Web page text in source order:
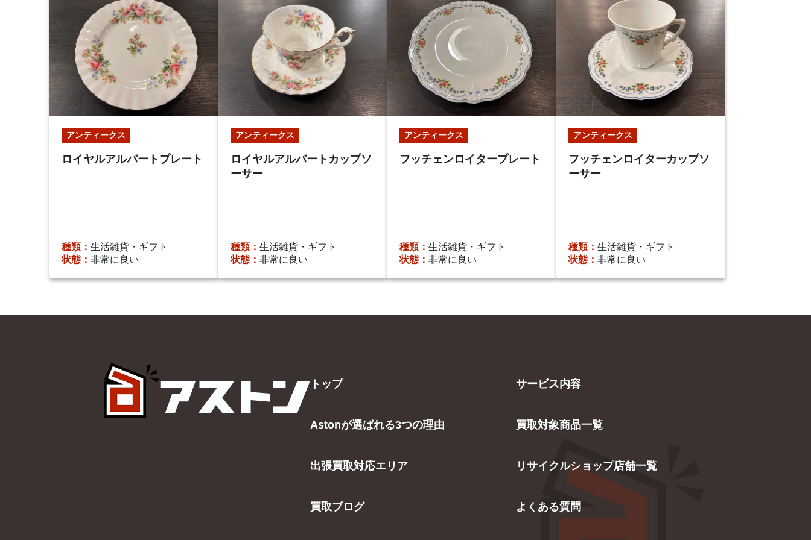
アンティークス
ロイヤルアルバートプレート
種類： 生活雑貨・ギフト
状態： 非常に良い
アンティークス
ロイヤルアルバートカップソ
ーサー
種類： 生活雑貨・ギフト
状態： 非常に良い
アンティークス
フッチェンロイタープレート
種類： 生活雑貨・ギフト
状態： 非常に良い
アンティークス
フッチェンロイターカップソ
ーサー
種類： 生活雑貨・ギフト
状態： 非常に良い
トップ サービス内容
Astonが選ばれる3つの理由 買取対象商品一覧
出張買取対応エリア リサイクルショップ店舗一覧
買取ブログ よくある質問